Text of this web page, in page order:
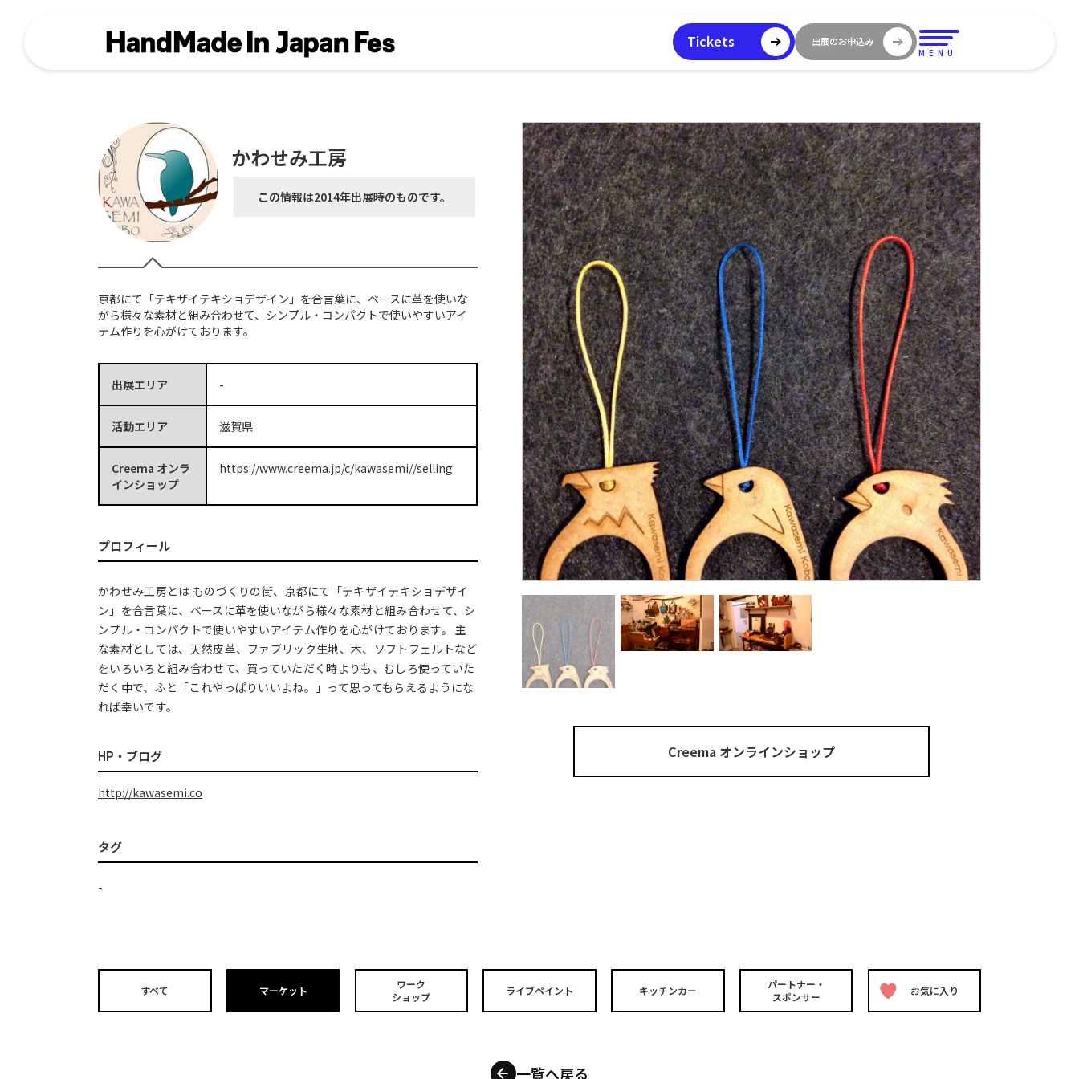
Tickets 出展のお申込み
MENU
かわせみ工房
この情報は2014年出展時のものです。
京都にて「テキザイテキショデザイン」を合言葉に、ベースに革を使いな
がら様々な素材と組み合わせて、シンプル・コンパクトで使いやすいアイ
テム作りを心がけております。
出展エリア -
活動エリア 滋賀県
Creema オンラ
インショップ
https://www.creema.jp/c/kawasemi//selling
プロフィール
かわせみ工房とは ものづくりの街、京都にて「テキザイテキショデザイ
ン」を合言葉に、ベースに革を使いながら様々な素材と組み合わせて、シ
ンプル・コンパクトで使いやすいアイテム作りを心がけております。 主
な素材としては、天然皮革、ファブリック生地、木、ソフトフェルトなど
をいろいろと組み合わせて、買っていただく時よりも、むしろ使っていた
だく中で、ふと「これやっぱりいいよね。」って思ってもらえるようにな
れば幸いです。
HP・ブログ
http://kawasemi.co
タグ
-
Creema オンラインショップ
すべて マーケット
ワーク
ショップ
ライブペイント キッチンカー
パートナー・
スポンサー
お気に入り
一覧へ戻る